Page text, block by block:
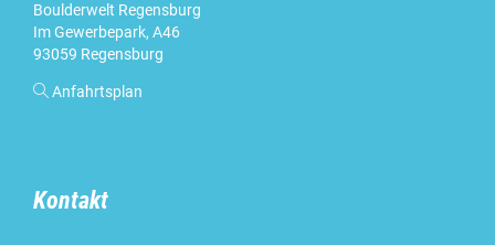
Boulderwelt Regensburg
Im Gewerbepark, A46
93059 Regensburg
 Anfahrtsplan
Kontakt